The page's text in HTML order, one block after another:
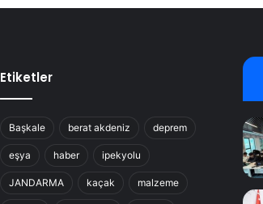
Etiketler
Başkale berat akdeniz deprem
eşya haber ipekyolu
JANDARMA kaçak malzeme